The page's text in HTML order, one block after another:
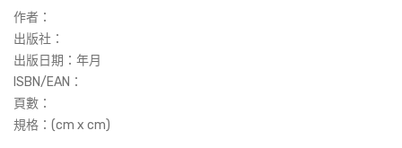
作者：
出版社：
出版日期：年月
ISBN/EAN：
頁數：
規格：(cm x cm)